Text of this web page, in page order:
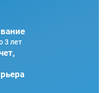
3 лет